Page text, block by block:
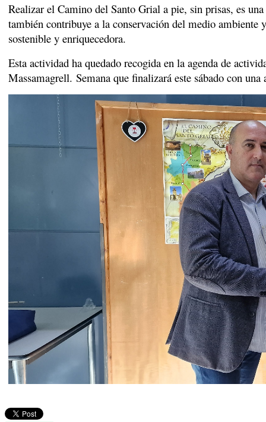
Realizar el Camino del Santo Grial a pie, sin prisas, es
también contribuye a la conservación del medio ambiente
sostenible y enriquecedora.
Esta actividad ha quedado recogida en la agenda de
Massamagrell. Semana que finalizará este sábado con